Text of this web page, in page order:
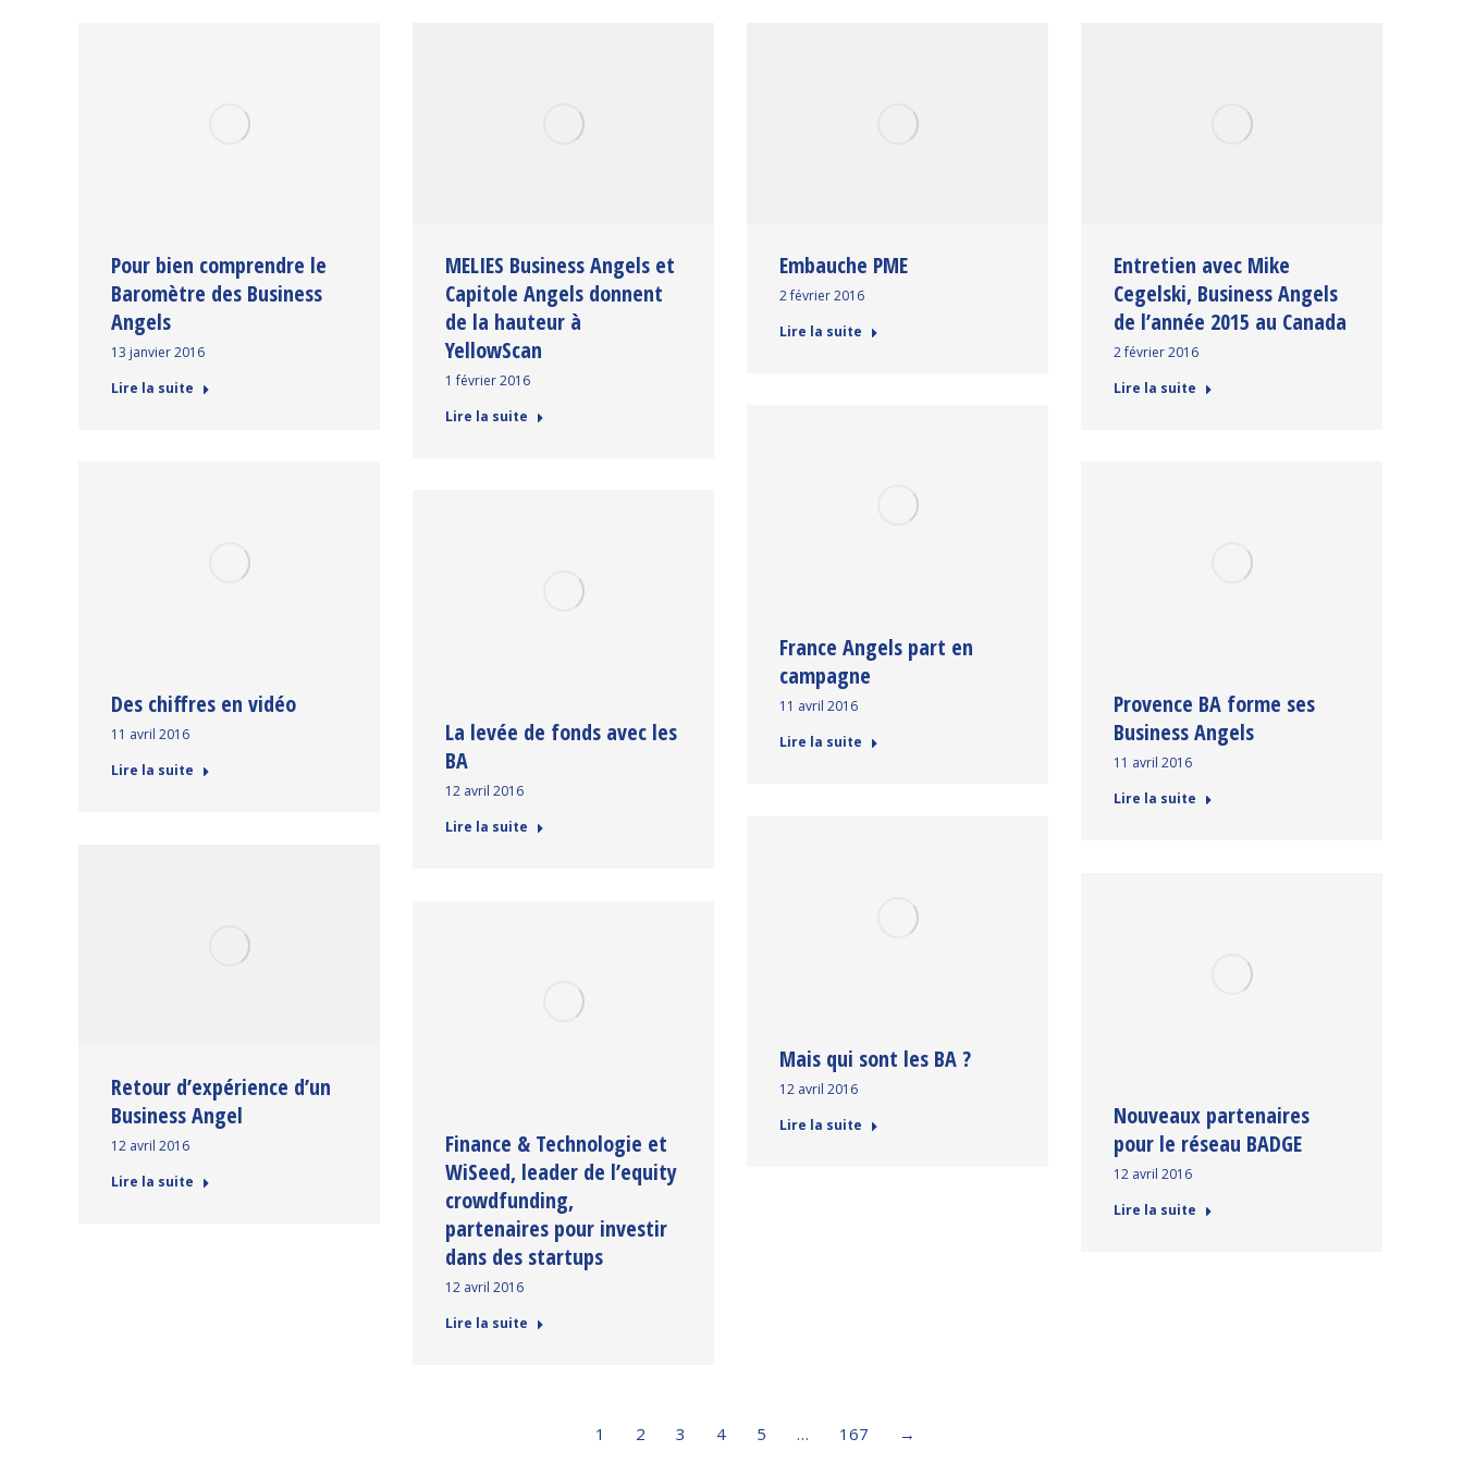
Pour bien comprendre le
Baromètre des Business
Angels
13 janvier 2016
Lire la suite
MELIES Business Angels et
Capitole Angels donnent
de la hauteur à
YellowScan
1 février 2016
Lire la suite
Embauche PME
2 février 2016
Lire la suite
Entretien avec Mike
Cegelski, Business Angels
de l’année 2015 au Canada
2 février 2016
Lire la suite
France Angels part en
campagne
11 avril 2016
Lire la suite
Provence BA forme ses
Business Angels
11 avril 2016
Lire la suite
Des chiffres en vidéo
11 avril 2016
Lire la suite
La levée de fonds avec les
BA
12 avril 2016
Lire la suite
Mais qui sont les BA ?
12 avril 2016
Lire la suite
Retour d’expérience d’un
Business Angel
12 avril 2016
Lire la suite
Nouveaux partenaires
pour le réseau BADGE
12 avril 2016
Lire la suite
Finance & Technologie et
WiSeed, leader de l’equity
crowdfunding,
partenaires pour investir
dans des startups
12 avril 2016
Lire la suite
1 2 3 4 5 … 167 →